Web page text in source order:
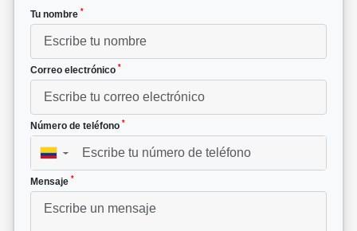
Tu nombre *
Correo electrónico *
Número de teléfono *
▼
Mensaje *